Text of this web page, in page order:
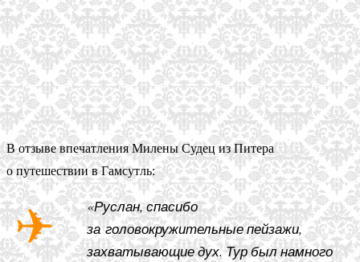
В отзыве впечатления Милены Судец из Питера
о путешествии в Гамсутль:
«Руслан, спасибо
за головокружительные пейзажи,
захватывающие дух. Тур был намного